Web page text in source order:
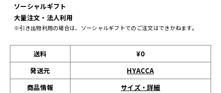
ソーシャルギフト
大量注文・法人利用
※引き出物利用の場合は、ソーシャルギフトでのご注文はできかねます。
送料
¥0
発送元
HYACCA
商品情報
サイズ・詳細